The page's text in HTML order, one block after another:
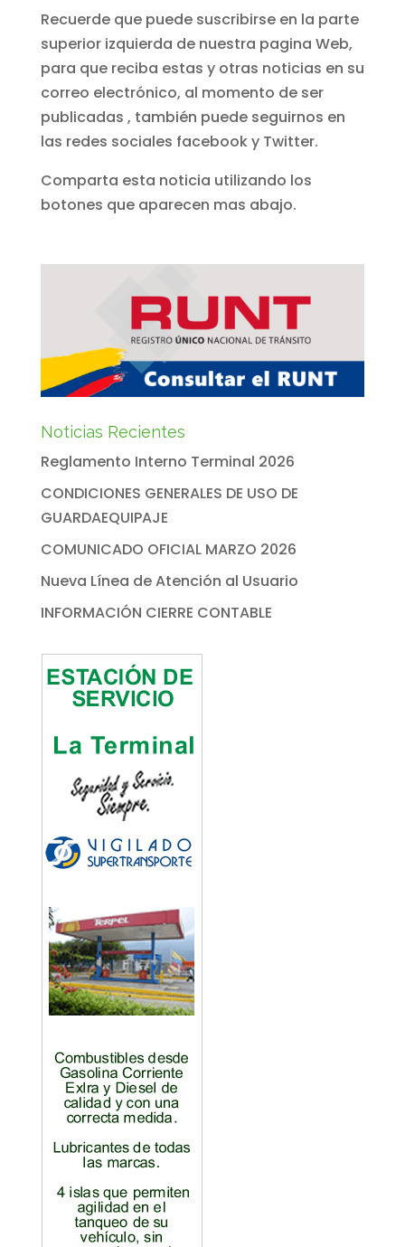
Recuerde que puede suscribirse en la parte
superior izquierda de nuestra pagina Web,
para que reciba estas y otras noticias en su
correo electrónico, al momento de ser
publicadas , también puede seguirnos en
las redes sociales facebook y Twitter.
Comparta esta noticia utilizando los
botones que aparecen mas abajo.
Noticias Recientes
Reglamento Interno Terminal 2026
CONDICIONES GENERALES DE USO DE
GUARDAEQUIPAJE
COMUNICADO OFICIAL MARZO 2026
Nueva Línea de Atención al Usuario
INFORMACIÓN CIERRE CONTABLE